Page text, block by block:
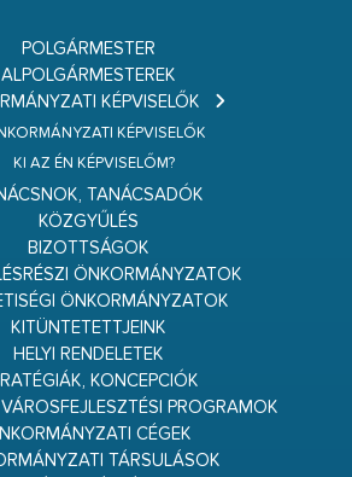
POLGÁRMESTER
ALPOLGÁRMESTEREK
KÉPVISELŐK
KÉPVISELŐK
KI AZ ÉN KÉPVISELŐM?
TANÁCSADÓK
KÖZGYŰLÉS
BIZOTTSÁGOK
ÖNKORMÁNYZATOK
ÖNKORMÁNYZATOK
KITÜNTETETTJEINK
HELYI RENDELETEK
KONCEPCIÓK
PROGRAMOK
CÉGEK
TÁRSULÁSOK